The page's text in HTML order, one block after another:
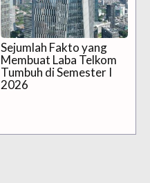
Sejumlah Fakto yang
Membuat Laba Telkom
Tumbuh di Semester I
2026